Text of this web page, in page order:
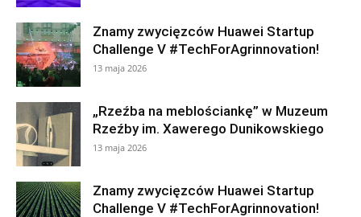
Znamy zwycięzców Huawei Startup
Challenge V #TechForAgrinnovation!
13 maja 2026
„Rzeźba na meblościankę” w Muzeum
Rzeźby im. Xawerego Dunikowskiego
13 maja 2026
Znamy zwycięzców Huawei Startup
Challenge V #TechForAgrinnovation!